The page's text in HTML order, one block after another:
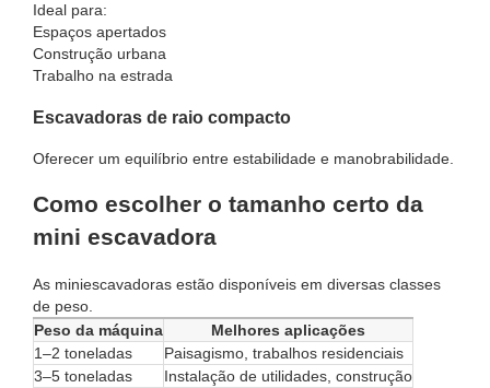
Ideal para:
Espaços apertados
Construção urbana
Trabalho na estrada
Escavadoras de raio compacto
Oferecer um equilíbrio entre estabilidade e manobrabilidade.
Como escolher o tamanho certo da
mini escavadora
As miniescavadoras estão disponíveis em diversas classes
de peso.
Peso da máquina
Melhores aplicações
1–2 toneladas
Paisagismo, trabalhos residenciais
3–5 toneladas
Instalação de utilidades, construção